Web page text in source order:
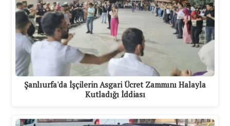
Şanlıurfa'da İşçilerin Asgari Ücret Zammını Halayla
Kutladığı İddiası